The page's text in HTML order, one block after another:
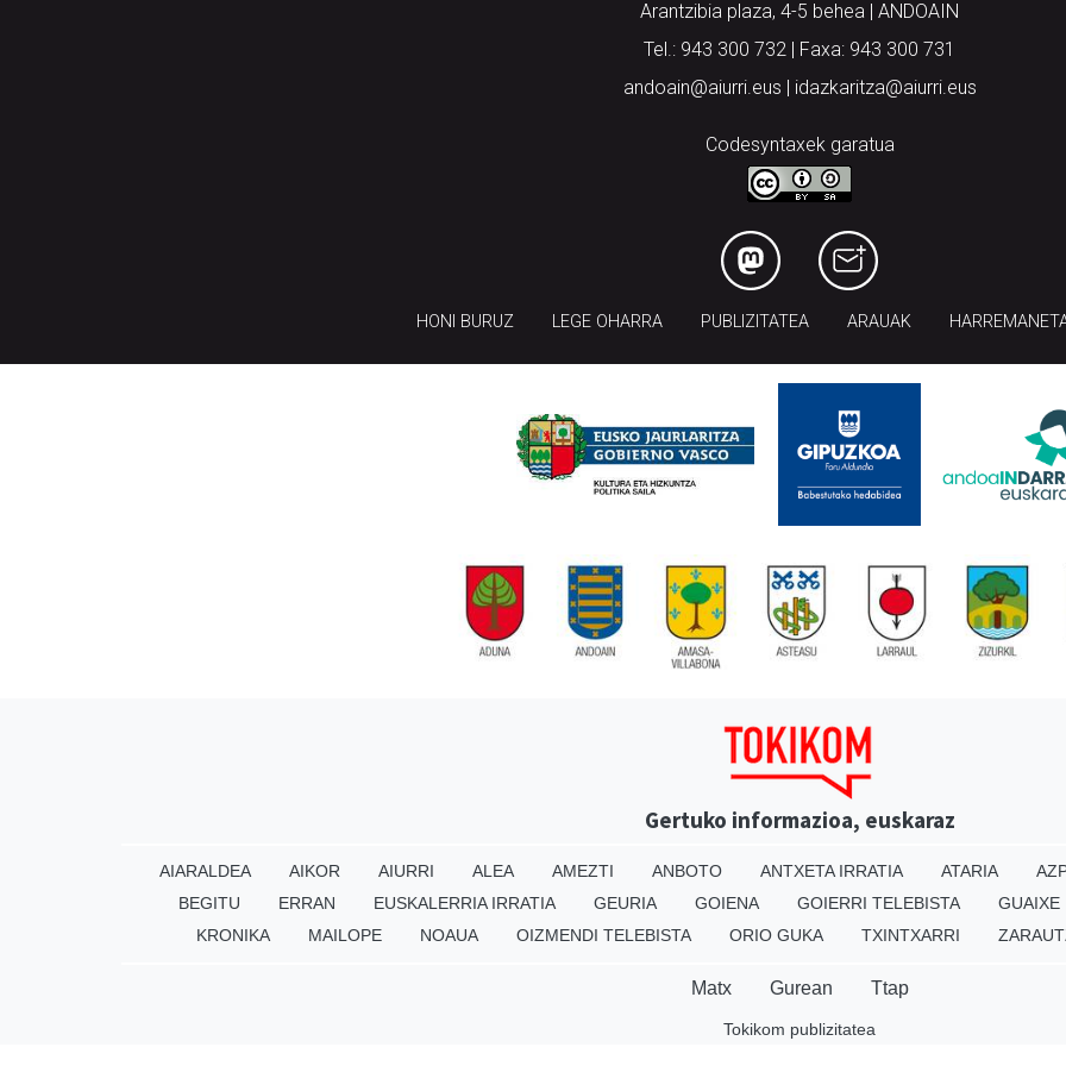
Arantzibia plaza, 4-5 behea | ANDOAIN
Tel.: 943 300 732 | Faxa: 943 300 731
andoain@aiurri.eus | idazkaritza@aiurri.eus
Codesyntaxek garatua
HONI BURUZ LEGE OHARRA PUBLIZITATEA ARAUAK
Gertuko informazioa, euskaraz
AIARALDEA AIKOR AIURRI ALEA AMEZTI ANBOTO ANTXETA IRRATIA ATARIA
BEGITU
ERRAN EUSKALERRIA IRRATIA GEURIA GOIENA GOIERRI TELEBISTA GUAIXE
KRONIKA
MAILOPE NOAUA OIZMENDI TELEBISTA ORIO GUKA TXINTXARRI
Matx Gurean Ttap
Tokikom publizitatea